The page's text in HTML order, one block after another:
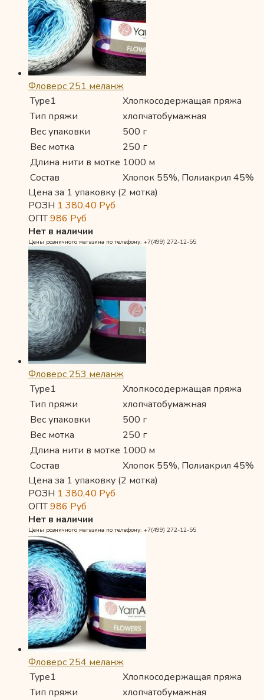
Фловерс 251 меланж
Type1
Хлопкосодержащая пряжа
Тип пряжи
хлопчатобумажная
Вес упаковки
500 г
Вес мотка
250 г
Длина нити в мотке 1000 м
Состав
Хлопок 55%, Полиакрил 45%
Цена за 1 упаковку (2 мотка)
РОЗН 1 380,40 Руб
ОПТ986 Руб
Нет в наличии
Цены розничного магазина по телефону: +7(499) 272-12-55
Фловерс 253 меланж
Type1
Хлопкосодержащая пряжа
Тип пряжи
хлопчатобумажная
Вес упаковки
500 г
Вес мотка
250 г
Длина нити в мотке 1000 м
Состав
Хлопок 55%, Полиакрил 45%
Цена за 1 упаковку (2 мотка)
РОЗН 1 380,40 Руб
ОПТ986 Руб
Нет в наличии
Цены розничного магазина по телефону: +7(499) 272-12-55
Фловерс 254 меланж
Type1
Хлопкосодержащая пряжа
Тип пряжи
хлопчатобумажная